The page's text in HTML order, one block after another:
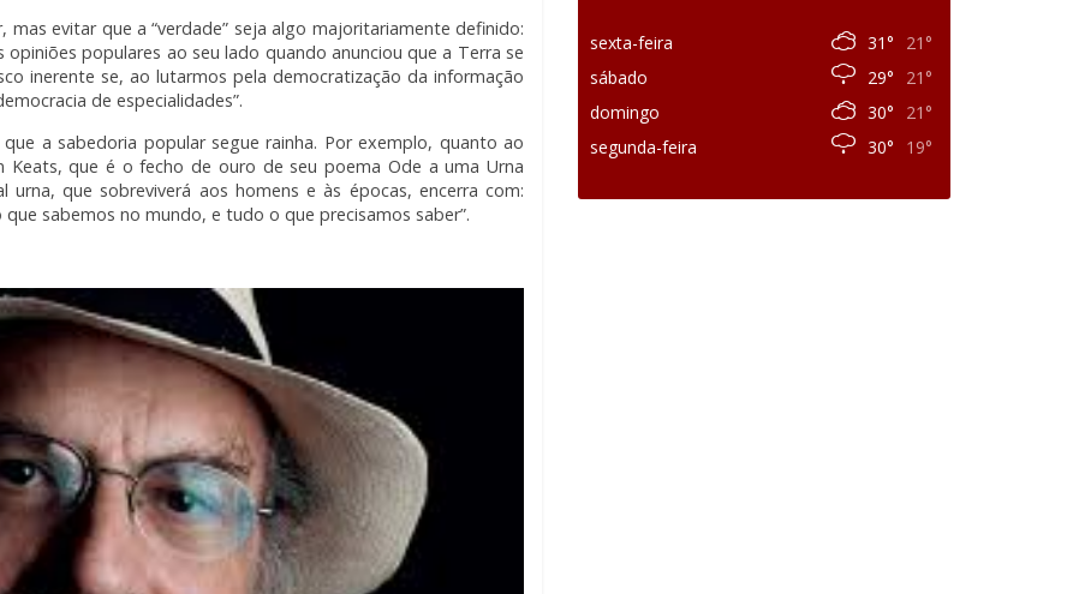
evitar que a “verdade” seja algo majoritariamente definido:
populares ao seu lado quando anunciou que a Terra se
inerente se, ao lutarmos pela democratização da informação
de especialidades”.
a sabedoria popular segue rainha. Por exemplo, quanto ao
Keats, que é o fecho de ouro de seu poema Ode a uma Urna
que sobreviverá aos homens e às épocas, encerra com:
sabemos no mundo, e tudo o que precisamos saber”.
sexta-feira 31°
21°
sábado
29°
21°
domingo
30°
21°
segunda-feira
30° 19°